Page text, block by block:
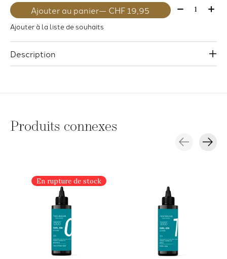
Ajouter au panier — CHF 19,95 Quantité:
Ajouter à la liste de souhaits
Description
Produits connexes
En rupture de stock